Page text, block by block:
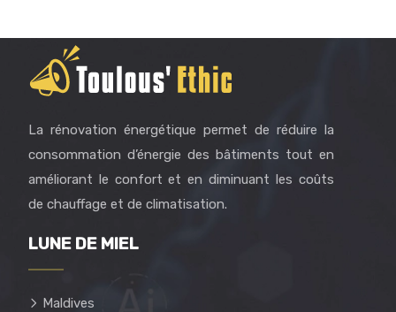
La rénovation énergétique permet de réduire la
consommation d’énergie des bâtiments tout en
améliorant le confort et en diminuant les coûts
de chauffage et de climatisation.
LUNE DE MIEL
Maldives